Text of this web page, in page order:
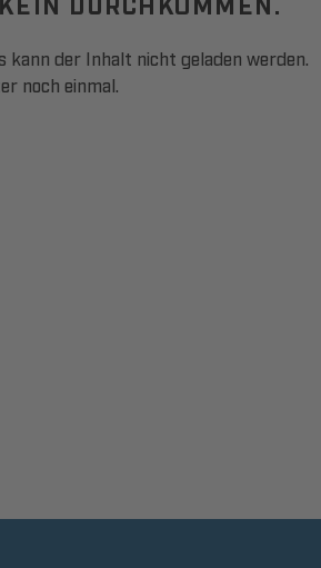
kann der Inhalt nicht geladen werden.
noch einmal.